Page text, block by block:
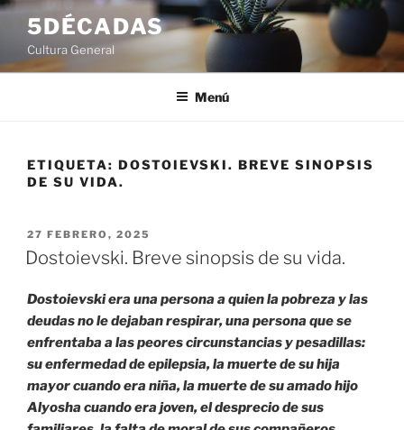
Saltar
contenido
5DÉCADAS
Cultura General
Menú
ETIQUETA: DOSTOIEVSKI. BREVE SINOPSIS
DE SU VIDA.
PUBLICADO
EL
27 FEBRERO, 2025
Dostoievski. Breve sinopsis de su vida.
Dostoievski era una persona a quien la pobreza y las
deudas no le dejaban respirar, una persona que se
enfrentaba a las peores circunstancias y pesadillas:
su enfermedad de epilepsia, la muerte de su hija
mayor cuando era niña, la muerte de su amado hijo
Alyosha cuando era joven, el desprecio de sus